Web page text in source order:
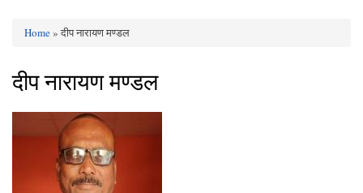
Home» दीप नारायण मण्डल
दीप नारायण मण्डल